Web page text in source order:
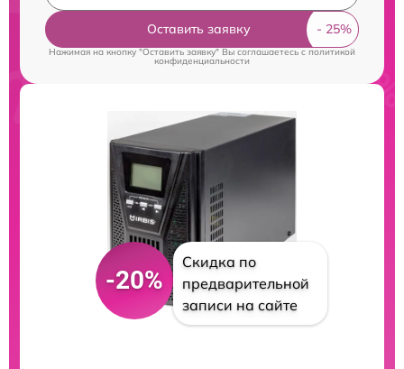
Оставить заявку
Нажимая на кнопку "Оставить заявку" Вы соглашаетесь c политикой
конфиденциальности
-20%
Скидка по
предварительной
записи на сайте